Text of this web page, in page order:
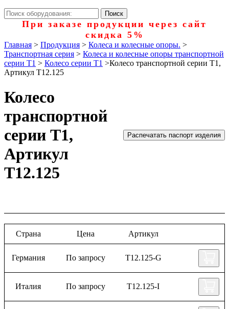
При заказе продукции через сайт
скидка 5%
Главная > Продукция > Колеса и колесные опоры. >
Транспортная серия > Колеса и колесные опоры транспортной
серии Т1 > Колесо серии Т1 >Колесо транспортной серии Т1,
Артикул T12.125
Колесо
транспортной
серии Т1,
Артикул
T12.125
Распечатать паспорт изделия
Страна Цена Артикул
Германия По запросу T12.125-G
Италия По запросу T12.125-I